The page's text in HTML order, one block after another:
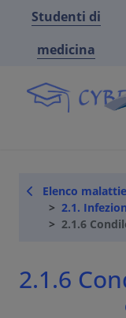
Studenti di
medicina
Elenco malattie
2.1.
2.1.6
2.1.6